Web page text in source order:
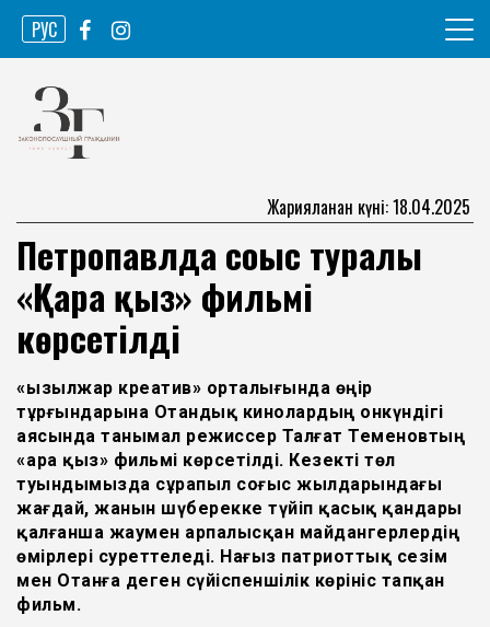
Skip
content
РУС
Законопослушный гражданин
Жарияланған күні: 18.04.2025
Петропавлда соғыс туралы
«Қара қыз» фильмі
көрсетілді
«Қызылжар креатив» орталығында өңір
тұрғындарына Отандық кинолардың онкүндігі
аясында танымал режиссер Талғат Теменовтың
«Қара қыз» фильмі көрсетілді. Кезекті төл
туындымызда сұрапыл соғыс жылдарындағы
жағдай, жанын шүберекке түйіп қасық қандары
қалғанша жаумен арпалысқан майдангерлердің
өмірлері суреттеледі. Нағыз патриоттық сезім
мен Отанға деген сүйіспеншілік көрініс тапқан
фильм.